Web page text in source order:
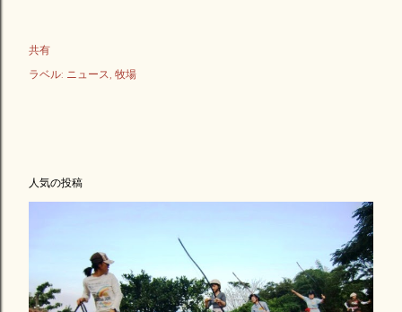
共有
ラベル: ニュース 牧場
人気の投稿